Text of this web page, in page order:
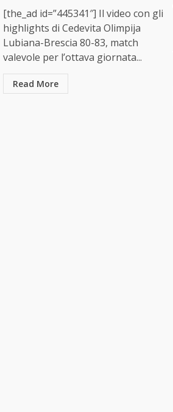
[the_ad id=”445341″] Il video con gli
highlights di Cedevita Olimpija
Lubiana-Brescia 80-83, match
valevole per l’ottava giornata...
Read More